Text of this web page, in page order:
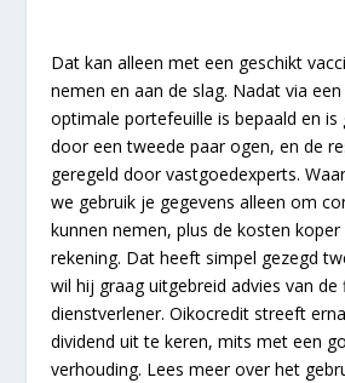
Dat kan alleen met een geschikt
nemen en aan de slag. Nadat via
optimale portefeuille is bepaald en is
door een tweede paar ogen, en de
geregeld door vastgoedexperts.
we gebruik je gegevens alleen om
kunnen nemen, plus de kosten
rekening. Dat heeft simpel gezegd
wil hij graag uitgebreid advies van de
dienstverlener. Oikocredit streeft
dividend uit te keren, mits met een
verhouding. Lees meer over het